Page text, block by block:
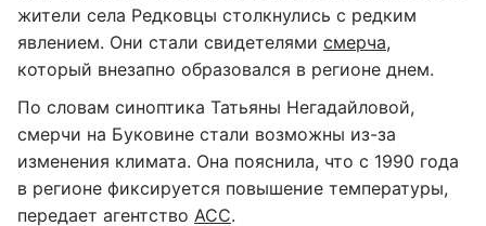
жители села Редковцы столкнулись с редким
явлением. Они стали свидетелями смерча,
который внезапно образовался в регионе днем.
По словам синоптика Татьяны Негадайловой,
смерчи на Буковине стали возможны из-за
изменения климата. Она пояснила, что с 1990 года
в регионе фиксируется повышение температуры,
передает агентство АСС.